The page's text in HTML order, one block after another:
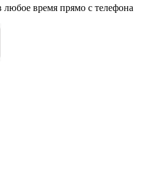
время прямо с телефона